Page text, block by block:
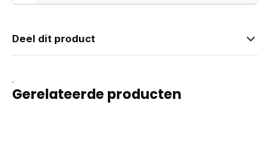
Deel dit product
.
Gerelateerde producten